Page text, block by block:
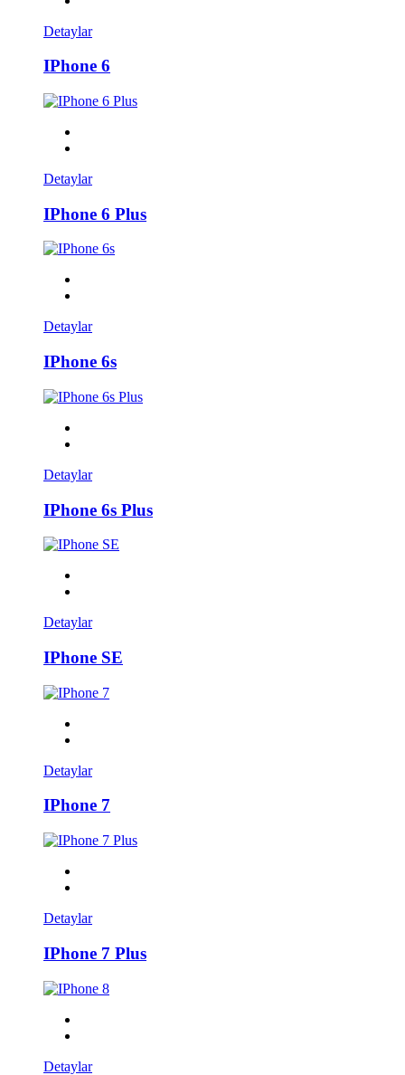
Detaylar
IPhone 6
Detaylar
IPhone 6 Plus
Detaylar
IPhone 6s
Detaylar
IPhone 6s Plus
Detaylar
IPhone SE
Detaylar
IPhone 7
Detaylar
IPhone 7 Plus
Detaylar